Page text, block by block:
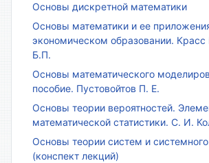
Основы дискретной математики
Основы математики и ее
экономическом образовании.
Б.П.
Основы математического
пособие. Пустовойтов П. Е.
Основы теории вероятностей.
математической статистики. С. И.
Основы теории систем и системного
(конспект лекций)